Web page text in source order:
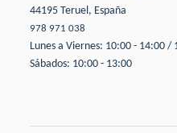
44195 Teruel, España
978 971 038
Lunes a Viernes: 10:00 - 14:00 /
Sábados: 10:00 - 13:00